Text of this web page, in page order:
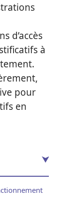
d’accès
à
pour
en